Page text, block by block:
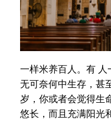
一样米养百人。有
无可奈何中生存，甚
岁，你或者会觉得生
悠长，而且充满阳光